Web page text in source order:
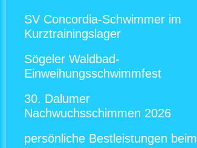
SV Concordia-Schwimmer im
Kurztrainingslager
Sögeler Waldbad-
Einweihungsschwimmfest
30. Dalumer
Nachwuchsschimmen 2026
persönliche Bestleistungen beim